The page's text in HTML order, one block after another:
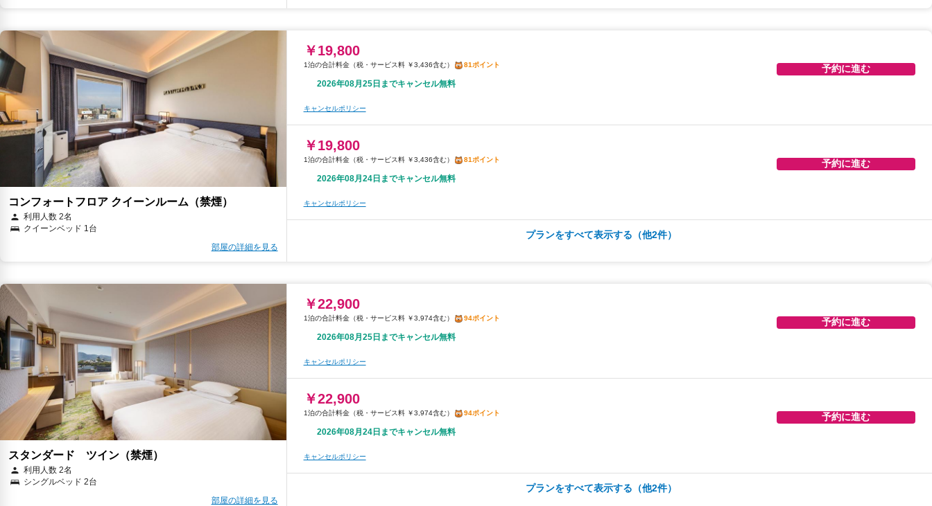
￥20,000
税・サービス料 ￥3,471含む
2026年08月24日までキャンセル無料
コンフォートフロア クイーンルーム（禁煙）
利用人数 2名
クイーンベッド 1台
部屋の詳細を見る
￥19,800
税・サービス料 ￥3,436含む 81ポイント
2026年08月25日までキャンセル無料
キャンセルポリシー
予約に進む
￥19,800
税・サービス料 ￥3,436含む 81ポイント
2026年08月24日までキャンセル無料
キャンセルポリシー
予約に進む
キャンセルポリシー
￥23,000
キャンセルポリシー
プランをすべて表示する（他2件）
スタンダード ツイン（禁煙）
利用人数 2名
シングルベッド 2台
部屋の詳細を見る
￥22,900
税・サービス料 ￥3,974含む 94ポイント
2026年08月25日までキャンセル無料
キャンセルポリシー
予約に進む
￥22,900
税・サービス料 ￥3,974含む 94ポイント
2026年08月24日までキャンセル無料
キャンセルポリシー
予約に進む
プランをすべて表示する（他2件）